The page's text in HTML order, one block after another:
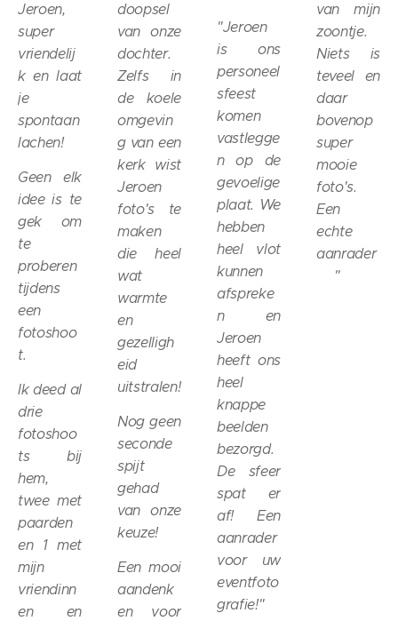
Jeroen,
super
vriendelij
k en laat
je
spontaan
lachen!
Geen elk
idee is te
gek om
te
proberen
tijdens
een
fotoshoo
t.
Ik deed al
drie
fotoshoo
ts bij
hem,
twee met
paarden
en 1 met
mijn
vriendinn
en en
doopsel
van onze
dochter.
Zelfs in
de koele
omgevin
g van een
kerk wist
Jeroen
foto's te
maken
die heel
wat
warmte
en
gezelligh
eid
uitstralen!
Nog geen
seconde
spijt
gehad
van onze
keuze!
Een mooi
aandenk
en voor
"Jeroen
is ons
personeel
sfeest
komen
vastlegge
n op de
gevoelige
plaat. We
hebben
heel vlot
kunnen
afspreke
n en
Jeroen
heeft ons
heel
knappe
beelden
bezorgd.
De sfeer
spat er
af! Een
aanrader
voor uw
eventfoto
grafie!"
van mijn
zoontje.
Niets is
teveel en
daar
bovenop
super
mooie
foto's.
Een
echte
aanrader
😁"